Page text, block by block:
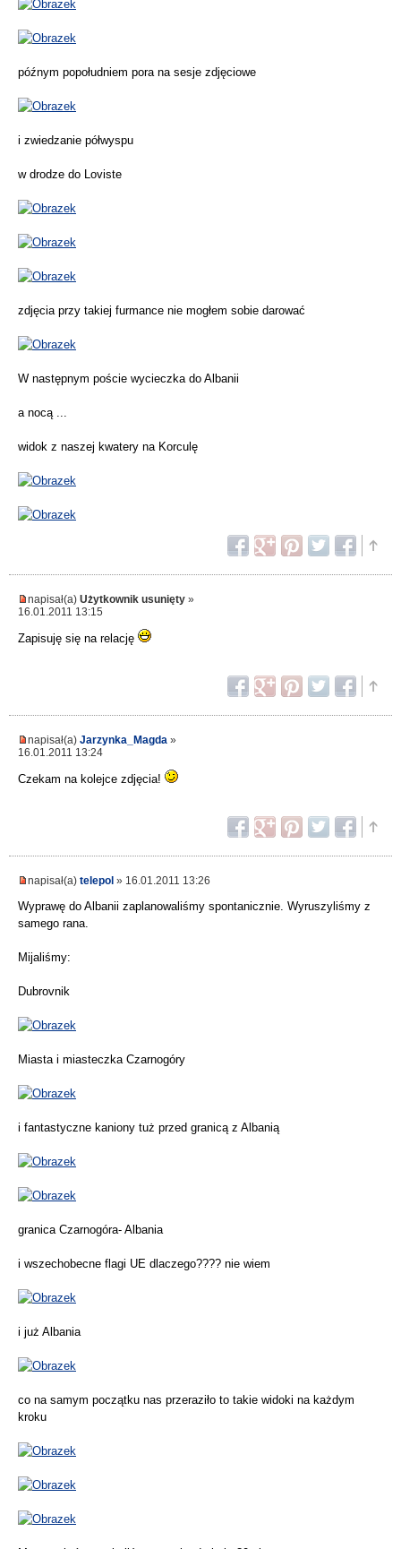
późnym popołudniem pora na sesje zdjęciowe
i zwiedzanie półwyspu
w drodze do Loviste
zdjęcia przy takiej furmance nie mogłem sobie darować
W następnym poście wycieczka do Albanii
a nocą ...
widok z naszej kwatery na Korculę
napisał(a) Użytkownik usunięty »
16.01.2011 13:15
Zapisuję się na relację
napisał(a) Jarzynka_Magda »
16.01.2011 13:24
Czekam na kolejce zdjęcia!
napisał(a) telepol » 16.01.2011 13:26
Wyprawę do Albanii zaplanowaliśmy spontanicznie. Wyruszyliśmy z
samego rana.
Mijaliśmy:
Dubrovnik
Miasta i miasteczka Czarnogóry
i fantastyczne kaniony tuż przed granicą z Albanią
granica Czarnogóra- Albania
i wszechobecne flagi UE dlaczego???? nie wiem
i już Albania
co na samym początku nas przeraziło to takie widoki na każdym
kroku